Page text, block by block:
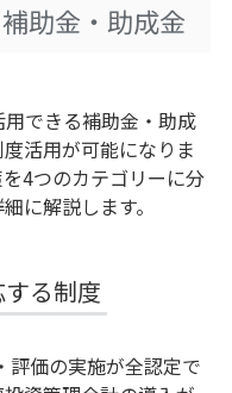
助金・助成金
できる補助金・助成
活用が可能になりま
4つのカテゴリーに分
に解説します。
る制度
評価の実施が全認定で